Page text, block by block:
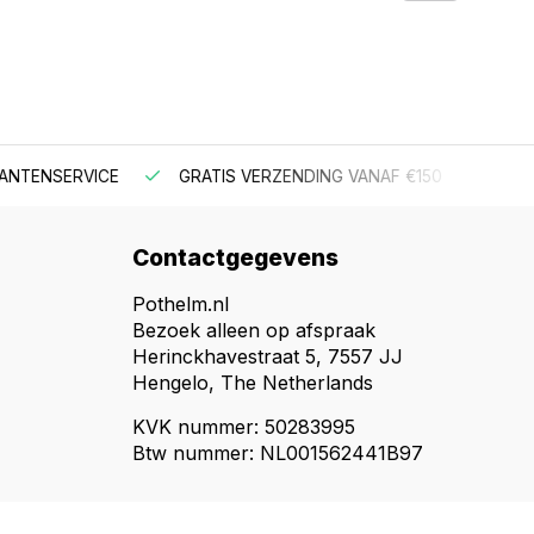
GRATIS VERZENDING VANAF €150
Contactgegevens
Pothelm.nl
Bezoek alleen op afspraak
Herinckhavestraat 5, 7557 JJ
Hengelo, The Netherlands
KVK nummer: 50283995
Btw nummer: NL001562441B97